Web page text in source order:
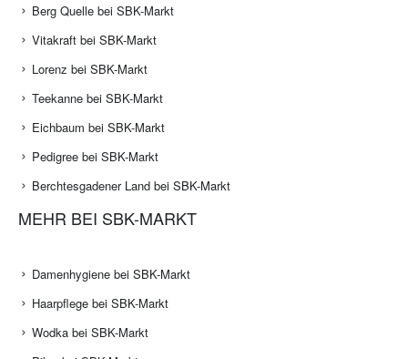
Berg Quelle bei SBK-Markt
Vitakraft bei SBK-Markt
Lorenz bei SBK-Markt
Teekanne bei SBK-Markt
Eichbaum bei SBK-Markt
Pedigree bei SBK-Markt
Berchtesgadener Land bei SBK-Markt
MEHR BEI SBK-MARKT
Damenhygiene bei SBK-Markt
Haarpflege bei SBK-Markt
Wodka bei SBK-Markt